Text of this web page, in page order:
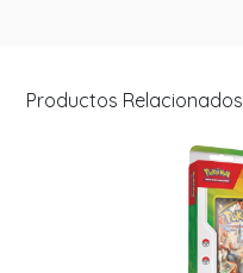
Productos Relacionados